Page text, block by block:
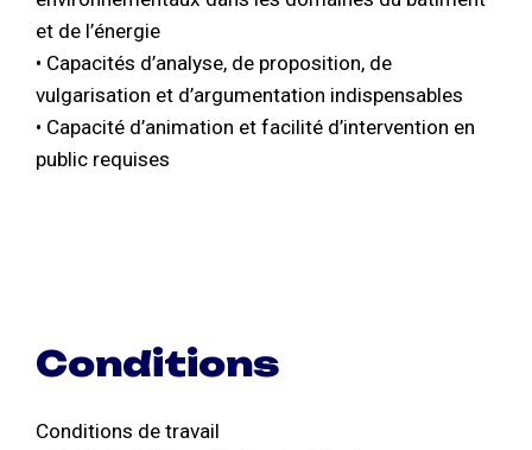
et de l’énergie
• Capacités d’analyse, de proposition, de
vulgarisation et d’argumentation indispensables
• Capacité d’animation et facilité d’intervention en
public requises
Conditions
Conditions de travail